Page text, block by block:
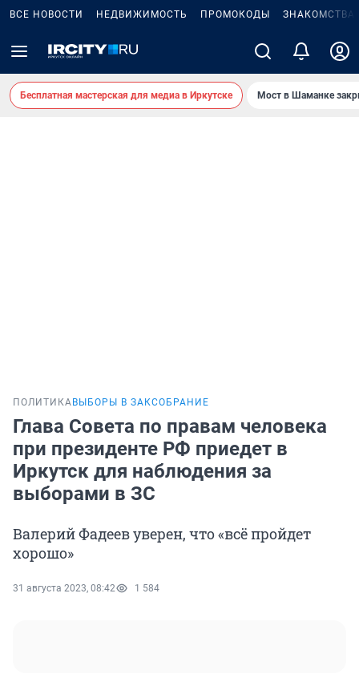
ВСЕ НОВОСТИ НЕДВИЖИМОСТЬ ПРОМОКОДЫ ЗНАКОМСТВА
Бесплатная мастерская для медиа в Иркутске Мост в Шаманке
ПОЛИТИКА ВЫБОРЫ В ЗАКСОБРАНИЕ
Глава Совета по правам человека
при президенте РФ приедет в
Иркутск для наблюдения за
выборами в ЗС
Валерий Фадеев уверен, что «всё пройдет
хорошо»
31 августа 2023, 08:42 1 584